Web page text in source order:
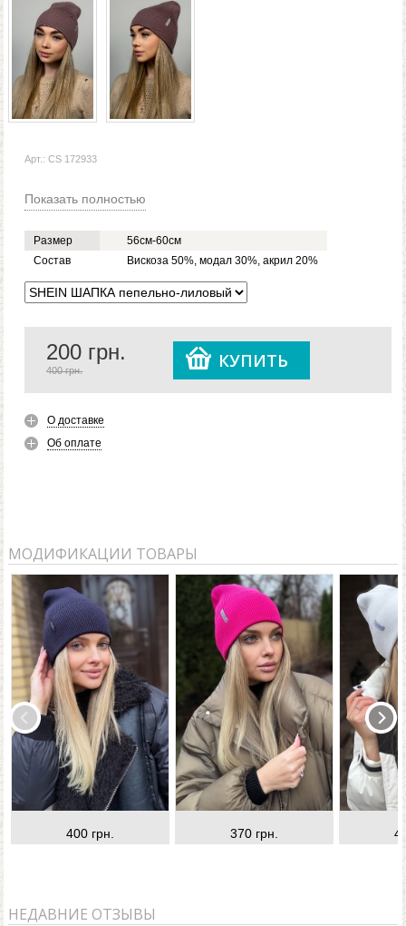
Арт.: CS 172933
Показать полностью
Размер
56см-60см
Состав
Вискоза 50%, модал 30%, акрил 20%
200 грн.
400 грн. КУПИТЬ
О доставке
Об оплате
МОДИФИКАЦИИ ТОВАРЫ
400 грн. 370 грн.
НЕДАВНИЕ ОТЗЫВЫ